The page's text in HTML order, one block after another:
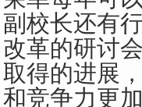
副校长还有
改革的研讨
取得的进展
和竞争力更